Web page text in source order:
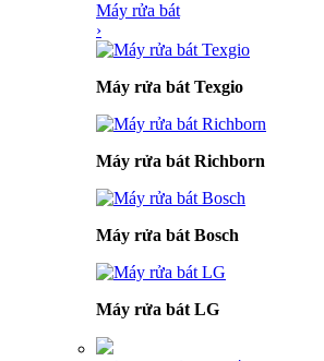
Máy rửa bát
›
Máy rửa bát Texgio
Máy rửa bát Richborn
Máy rửa bát Bosch
Máy rửa bát LG